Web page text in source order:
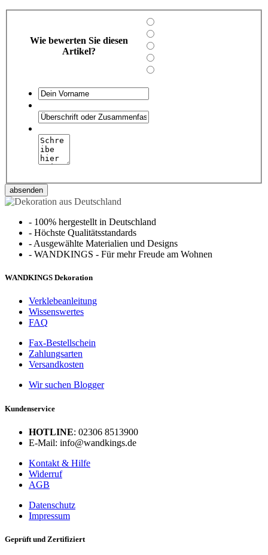
Wie bewerten Sie diesen
Artikel?
absenden
- 100% hergestellt in Deutschland
- Höchste Qualitätsstandards
- Ausgewählte Materialien und Designs
- WANDKINGS - Für mehr Freude am Wohnen
WANDKINGS Dekoration
Verklebeanleitung
Wissenswertes
FAQ
Fax-Bestellschein
Zahlungsarten
Versandkosten
Wir suchen Blogger
Kundenservice
HOTLINE: 02306 8513900
E-Mail: info@wandkings.de
Kontakt & Hilfe
Widerruf
AGB
Datenschutz
Impressum
Geprüft und Zertifiziert